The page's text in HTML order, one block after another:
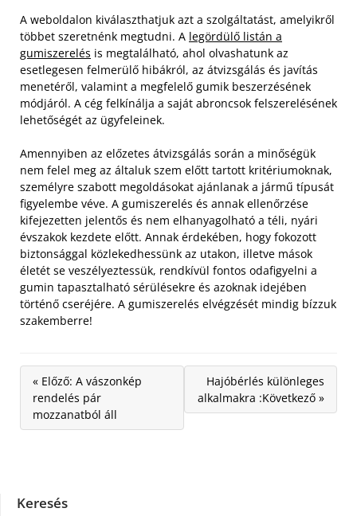
A weboldalon kiválaszthatjuk azt a szolgáltatást, amelyikről
többet szeretnénk megtudni. A legördülő listán a
gumiszerelés is megtalálható, ahol olvashatunk az
esetlegesen felmerülő hibákról, az átvizsgálás és javítás
menetéről, valamint a megfelelő gumik beszerzésének
módjáról. A cég felkínálja a saját abroncsok felszerelésének
lehetőségét az ügyfeleinek.
Amennyiben az előzetes átvizsgálás során a minőségük
nem felel meg az általuk szem előtt tartott kritériumoknak,
személyre szabott megoldásokat ajánlanak a jármű típusát
figyelembe véve. A gumiszerelés és annak ellenőrzése
kifejezetten jelentős és nem elhanyagolható a téli, nyári
évszakok kezdete előtt. Annak érdekében, hogy fokozott
biztonsággal közlekedhessünk az utakon, illetve mások
életét se veszélyeztessük, rendkívül fontos odafigyelni a
gumin tapasztalható sérülésekre és azoknak idejében
történő cseréjére. A gumiszerelés elvégzését mindig bízzuk
szakemberre!
« Előző: A vászonkép
rendelés pár
mozzanatból áll
Hajóbérlés különleges
alkalmakra :Következő »
Keresés